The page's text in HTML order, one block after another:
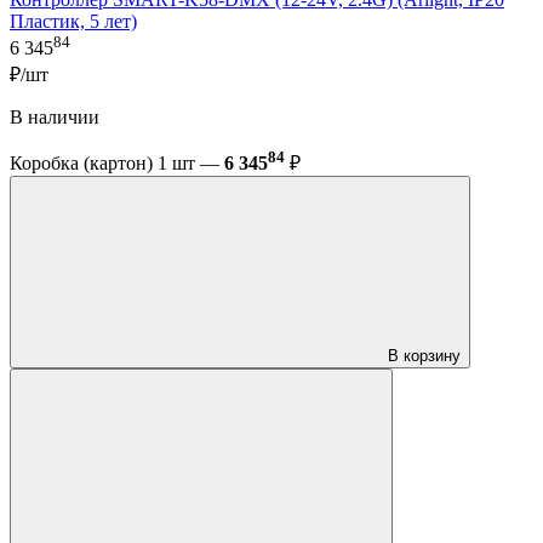
Пластик, 5 лет)
6 34584
₽/шт
В наличии
Коробка (картон) 1 шт — 6 34584 ₽
В корзину